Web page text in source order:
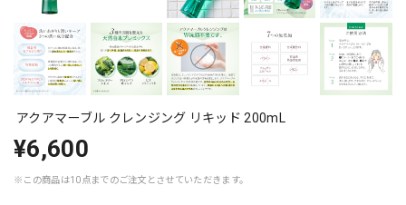
アクアマーブル クレンジング リキッド 200mL
¥6,600
※この商品は10点までのご注文とさせていただきます。